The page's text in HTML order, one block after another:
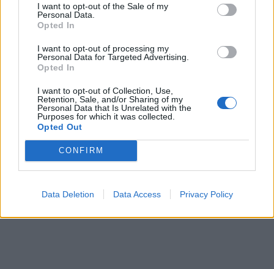
I want to opt-out of the Sale of my
Personal Data.
Opted In
I want to opt-out of processing my
Personal Data for Targeted Advertising.
Opted In
I want to opt-out of Collection, Use,
Retention, Sale, and/or Sharing of my
Personal Data that Is Unrelated with the
Purposes for which it was collected.
Opted Out
CONFIRM
Data Deletion Data Access Privacy Policy
Stryker για το Στρατό
Ξηράς μέσω EDA: Θετικές
αριθμό, εκδόσεις και
κατάσταση οχημάτων
ΗΠΑ: Τα νέα
πλοία που
ποτέ
ΔΙΑΦΗΜΙΣΗ